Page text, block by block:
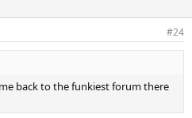
#24
back to the funkiest forum there